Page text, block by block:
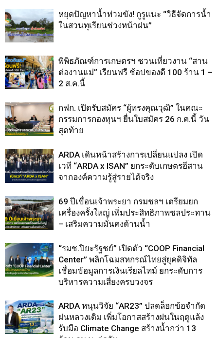
หยุดปัญหาน้ำท่วมขัง! กูรูแนะ “วิธีจัดการน้ำ
ในสวนทุเรียนช่วงหน้าฝน”
พิพิธภัณฑ์การเกษตรฯ ชวนเที่ยวงาน “สาน
ต่องานแม่” เรียนฟรี ช้อปของดี 100 ร้าน 1 –
2 ส.ค.นี้
กฟก. เปิดรับสมัคร “ผู้ทรงคุณวุฒิ” ในคณะ
กรรมการกองทุนฯ ยื่นใบสมัคร 26 ก.ค.นี้ วัน
สุดท้าย
ARDA เดินหน้าสร้างการเปลี่ยนแปลง เปิด
เวที “ARDA x ISAN” ยกระดับเกษตรอีสาน
จากองค์ความรู้สู่รายได้จริง
69 ปีเขื่อนเจ้าพระยา กรมชลฯ เตรียมยก
เครื่องครั้งใหญ่ เพิ่มประสิทธิภาพชลประทาน
– เสริมความมั่นคงด้านน้ำ
“รมช.ปิยะรัฐชย์” เปิดตัว “COOP Financial
Center” พลิกโฉมสหกรณ์ไทยสู่ยุคดิจิทัล
เชื่อมข้อมูลการเงินเรียลไทม์ ยกระดับการ
บริหารความเสี่ยงครบวงจร
ARDA หนุนวิจัย “AR23” ปลดล็อกข้อจำกัด
ฝนหลวงเดิม เพิ่มโอกาสสร้างฝนในฤดูแล้ง
รับมือ Climate Change สร้างน้ำกว่า 13